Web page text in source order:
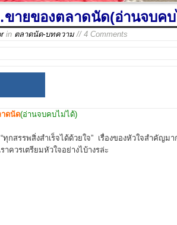
ายของตลาดนัด(อ่านจบค
in ตลาดนัด-บทความ // 4 Comments
ดนัด(อ่านจบคบไม่ได้)
“ทุกสรรพสิ่งสำเร็จได้ด้วยใจ” เรื่องของหัวใจสำคัญม
ควรเตรียมหัวใจอย่างไบ้างรล่ะ